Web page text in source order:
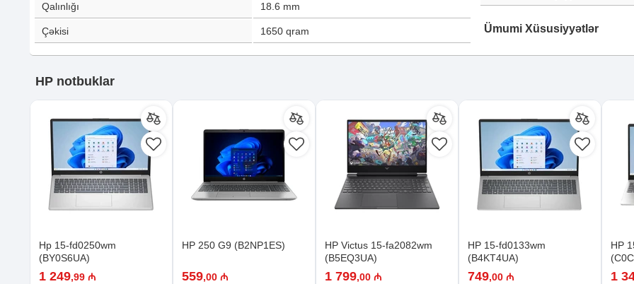
Qalınlığı 18.6 mm
Çəkisi 1650 qram Ümumi Xüsusiyyətlər
HP notbuklar
Hp 15-fd0250wm
(BY0S6UA)
1 249,99 ₼
HP 250 G9 (B2NP1ES)
559,00 ₼
HP Victus 15-fa2082wm
(B5EQ3UA)
1 799,00 ₼
HP 15-fd0133wm
(B4KT4UA)
749,00 ₼
HP
1